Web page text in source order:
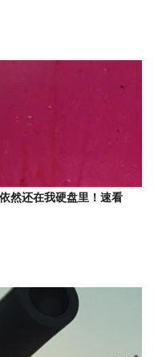
然还在我硬盘里！速看